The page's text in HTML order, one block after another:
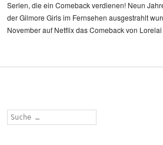
Serien, die ein Comeback verdienen! Neun
der Gilmore Girls im Fernsehen ausgestrahlt
November auf Netflix das Comeback von
Suchen